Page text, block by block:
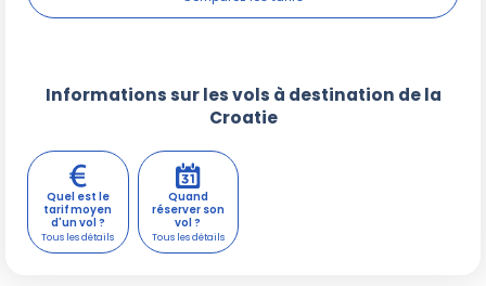
Informations sur les vols à destination de la
Croatie
Quel est le
tarif moyen
d'un vol ?
Quand
réserver son
vol ?